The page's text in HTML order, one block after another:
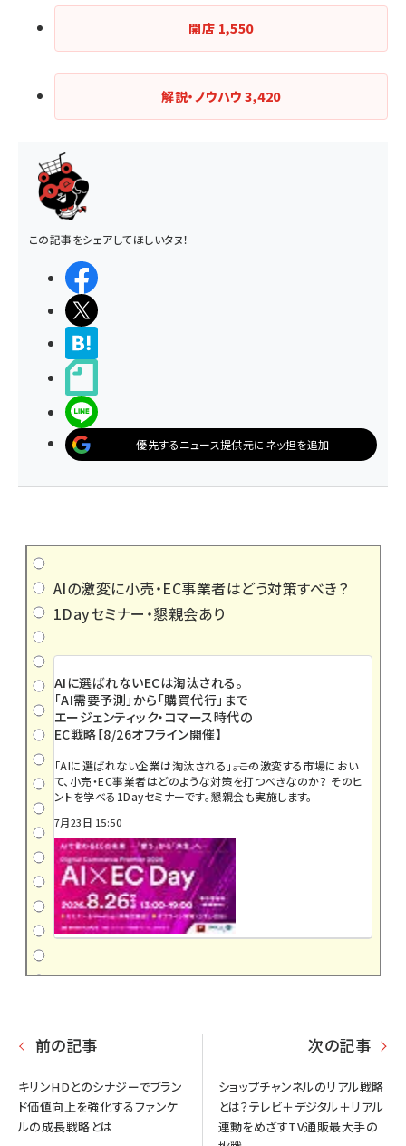
開店 1,550
解説・ノウハウ3,420
この記事をシェアしてほしいタヌ！
優先するニュース提供元にネッ担を追加
AIの激変に小売・EC事業者はどう対策すべき？
1Dayセミナー・懇親会あり
AIに選ばれないECは淘汰される。
「AI需要予測」から「購買代行」まで
エージェンティック・コマース時代の
EC戦略【8/26オフライン開催】
「AIに選ばれない企業は淘汰される」――。この激変する市場におい
て、小売・EC事業者はどのような対策を打つべきなのか？ そのヒ
ントを学べる1Dayセミナーです。懇親会も実施します。
7月23日 15:50
前の記事
キリンHDとのシナジーでブラン
ド価値向上を強化するファンケ
ルの成長戦略とは
次の記事
ショップチャンネルのリアル戦略
とは？テレビ＋デジタル＋リアル
連動をめざすTV通販最大手の